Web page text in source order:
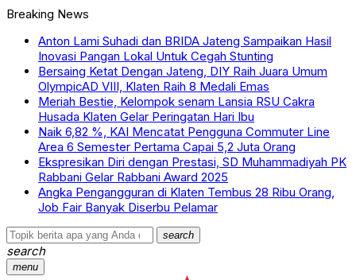
Breaking News
Anton Lami Suhadi dan BRIDA Jateng Sampaikan Hasil
Inovasi Pangan Lokal Untuk Cegah Stunting
Bersaing Ketat Dengan Jateng, DIY Raih Juara Umum
OlympicAD VIII, Klaten Raih 8 Medali Emas
Meriah Bestie, Kelompok senam Lansia RSU Cakra
Husada Klaten Gelar Peringatan Hari Ibu
Naik 6,82 %, KAI Mencatat Pengguna Commuter Line
Area 6 Semester Pertama Capai 5,2 Juta Orang
Ekspresikan Diri dengan Prestasi, SD Muhammadiyah PK
Rabbani Gelar Rabbani Award 2025
Angka Pengangguran di Klaten Tembus 28 Ribu Orang,
Job Fair Banyak Diserbu Pelamar
search
search
menu